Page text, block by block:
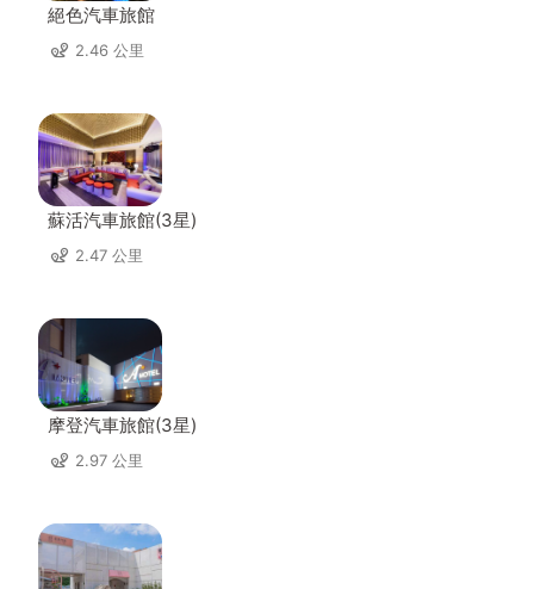
絕色汽車旅館
2.46 公里
蘇活汽車旅館(3星)
2.47 公里
摩登汽車旅館(3星)
2.97 公里